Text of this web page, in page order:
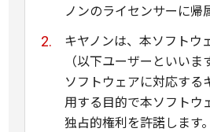
ノンのライセンサーに帰
キヤノンは、本ソフトウ
（以下ユーザーといい
ソフトウェアに対応する
用する目的で本ソフトウ
独占的権利を許諾します。